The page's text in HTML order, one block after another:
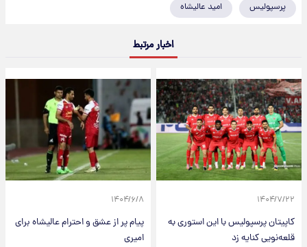
پرسپولیس امید عالیشاه
اخبار مرتبط
۱۴۰۴/۷/۲۲
کاپیتان پرسپولیس با این استوری به
قلعه‌نویی کنایه زد
۱۴۰۴/۶/۸
پیام پر از عشق و احترام عالیشاه برای
امیری